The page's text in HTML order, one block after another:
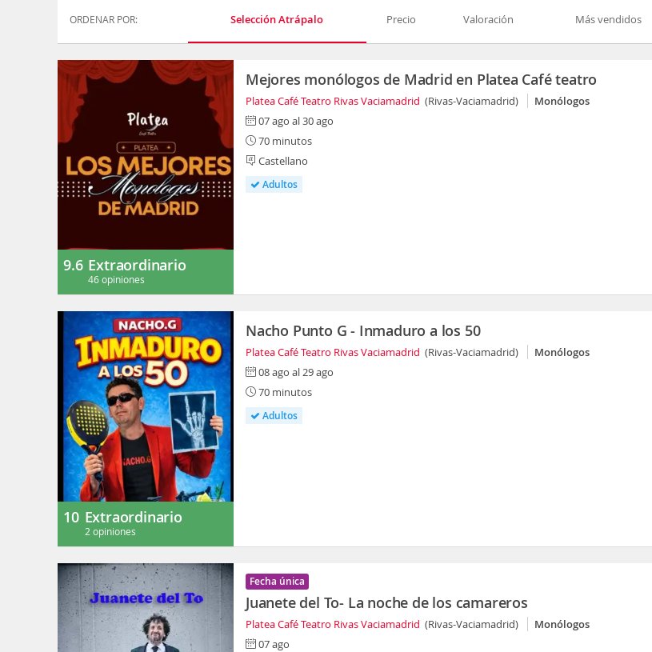
ORDENAR POR: Selección Atrápalo Precio Valoración Más vendidos
9.6 Extraordinario
46 opiniones
Mejores monólogos de Madrid en Platea Café teatro
Platea Café Teatro Rivas Vaciamadrid (Rivas-Vaciamadrid)
Monólogos
07 ago al 30 ago
70 minutos
Castellano
Adultos
10 Extraordinario
2 opiniones
Nacho Punto G - Inmaduro a los 50
Platea Café Teatro Rivas Vaciamadrid (Rivas-Vaciamadrid)
Monólogos
08 ago al 29 ago
70 minutos
Adultos
Fecha única
Juanete del To- La noche de los camareros
Platea Café Teatro Rivas Vaciamadrid (Rivas-Vaciamadrid)
Monólogos
07 ago